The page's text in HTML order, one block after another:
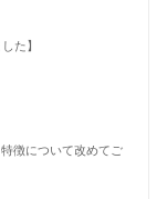
た】
徴について改めてご